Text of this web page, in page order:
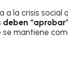
la crisis social
deben
mantiene